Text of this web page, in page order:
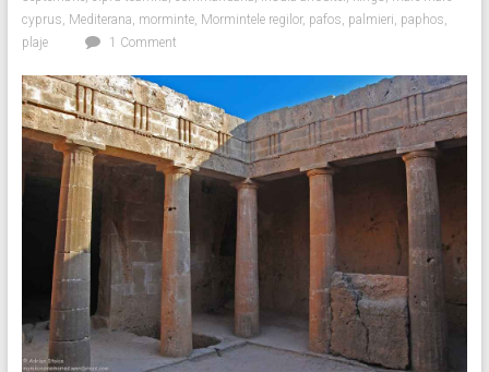
cyprus, Mediterana, morminte, Mormintele regilor, pafos, palmieri, paphos,
plaje
1 Comment